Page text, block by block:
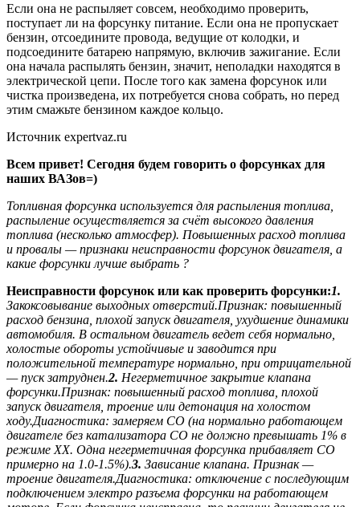
Если она не распыляет совсем, необходимо проверить,
поступает ли на форсунку питание. Если она не пропускает
бензин, отсоедините провода, ведущие от колодки, и
подсоедините батарею напрямую, включив зажигание. Если
она начала распылять бензин, значит, неполадки находятся в
электрической цепи. После того как замена форсунок или
чистка произведена, их потребуется снова собрать, но перед
этим смажьте бензином каждое кольцо.
Источник expertvaz.ru
Всем привет! Сегодня будем говорить о форсунках для
наших ВАЗов=)
Топливная форсунка используется для распыления топлива,
распыление осуществляется за счёт высокого давления
топлива (несколько атмосфер). Повышенных расход топлива
и провалы — признаки неисправности форсунок двигателя, а
какие форсунки лучше выбрать ?
Неисправности форсунок или как проверить форсунки:1.
Закоксовывание выходных отверстий.Признак: повышенный
расход бензина, плохой запуск двигателя, ухудшение динамики
автомобиля. В остальном двигатель ведет себя нормально,
холостые обороты устойчивые и заводится при
положительной температуре нормально, при отрицательной
— пуск затруднен.2. Негерметичное закрытие клапана
форсунки.Признак: повышенный расход топлива, плохой
запуск двигателя, троение или детонация на холостом
ходу.Диагностика: замеряем СО (на нормально работающем
двигателе без катализатора СО не должно превышать 1% в
режиме ХХ. Одна негерметичная форсунка прибавляет СО
примерно на 1.0-1.5%).3. Зависание клапана. Признак —
троение двигателя.Диагностика: отключение с последующим
подключением электро разъема форсунки на работающем